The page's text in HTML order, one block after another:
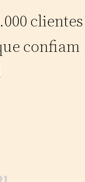
clientes
confiam